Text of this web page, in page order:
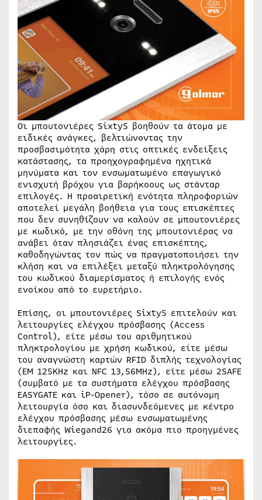
Οι μπουτονιέρες Sixty5 βοηθούν τα άτομα με
ειδικές ανάγκες, βελτιώνοντας την
προσβασιμότητα χάρη στις οπτικές ενδείξεις
κατάστασης, τα προηχογραφημένα ηχητικά
μηνύματα και τον ενσωματωμένο επαγωγικό
ενισχυτή βρόχου για βαρήκοους ως στάνταρ
επιλογές. Η προαιρετική ενότητα πληροφοριών
αποτελεί μεγάλη βοήθεια για τους επισκέπτες
που δεν συνηθίζουν να καλούν σε μπουτονιέρες
με κωδικό, με την οθόνη της μπουτονιέρας να
ανάβει όταν πλησιάζει ένας επισκέπτης,
καθοδηγώντας τον πώς να πραγματοποιήσει την
κλήση και να επιλέξει μεταξύ πληκτρολόγησης
του κωδικού διαμερίσματος ή επιλογής ενός
ενοίκου από το ευρετήριο.
Επίσης, οι μπουτονιέρες Sixty5 επιτελούν και
λειτουργίες ελέγχου πρόσβασης (Access
Control), είτε μέσω του αριθμητικού
πληκτρολογίου με χρήση κωδικού, είτε μέσω
του αναγνώστη καρτών RFID διπλής τεχνολογίας
(EM 125KHz και NFC 13,56ΜHz), είτε μέσω 2SAFE
(συμβατό με τα συστήματα ελέγχου πρόσβασης
EASYGATE και iP-Opener), τόσο σε αυτόνομη
λειτουργία όσο και διασυνδεόμενες με κέντρο
ελέγχου πρόσβασης μέσω ενσωματωμένης
διεπαφής Wiegand26 για ακόμα πιο προηγμένες
λειτουργίες.